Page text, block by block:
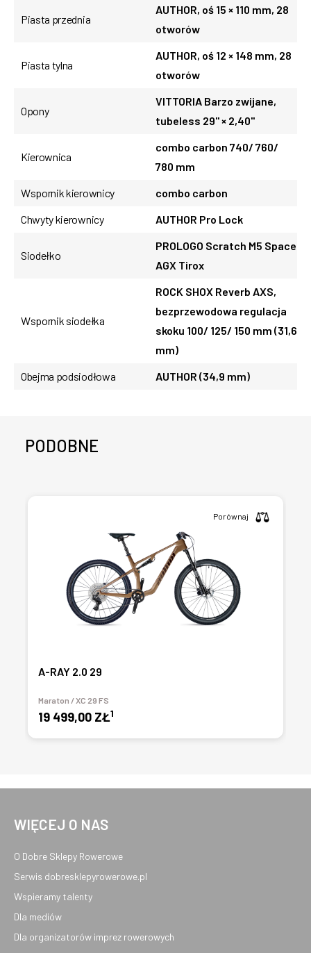
Piasta przednia
AUTHOR, oś 15 × 110 mm, 28
otworów
Piasta tylna
AUTHOR, oś 12 × 148 mm, 28
otworów
Opony
VITTORIA Barzo zwijane,
tubeless 29" × 2,40"
Kierownica
combo carbon 740/ 760/
780 mm
Wspornik kierownicy
combo carbon
Chwyty kierownicy
AUTHOR Pro Lock
Siodełko
PROLOGO Scratch M5 Space
AGX Tirox
Wspornik siodełka
ROCK SHOX Reverb AXS,
bezprzewodowa regulacja
skoku 100/ 125/ 150 mm (31,6
mm)
Obejma podsiodłowa
AUTHOR (34,9 mm)
PODOBNE
A-RAY 2.0 29
Maraton / XC 29 FS
19 499,00 ZŁ1
Porównaj
WIĘCEJ O NAS
O Dobre Sklepy Rowerowe
Serwis dobresklepyrowerowe.pl
Wspieramy talenty
Dla mediów
Dla organizatorów imprez rowerowych